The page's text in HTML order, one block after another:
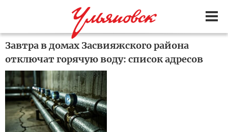
Завтра в домах Засвияжского района
отключат горячую воду: список адресов